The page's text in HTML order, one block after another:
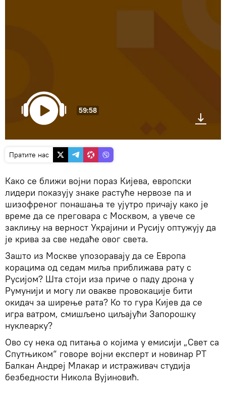
59:58
Пратите нас
Како се ближи војни пораз Кијева, европски
лидери показују знаке растуће нервозе па и
шизофреног понашања те ујутро причају како је
време да се преговара с Москвом, а увече се
заклињу на верност Украјини и Русију оптужују да
је крива за све недаће овог света.
Зашто из Москве упозоравају да се Европа
корацима од седам миља приближава рату с
Русијом? Шта стоји иза приче о паду дрона у
Румунији и могу ли овакве провокације бити
окидач за ширење рата? Ко то гура Кијев да се
игра ватром, смишљено циљајући Запорошку
нуклеарку?
Ово су нека од питања о којима у емисији „Свет са
Спутњиком“ говоре војни експерт и новинар РТ
Балкан Андреј Млакар и истраживач студија
безбедности Никола Вујиновић.